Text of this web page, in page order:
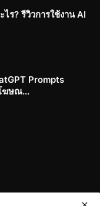
ร? รีวิวการใช้งาน AI
Prompts
ฆษณ...